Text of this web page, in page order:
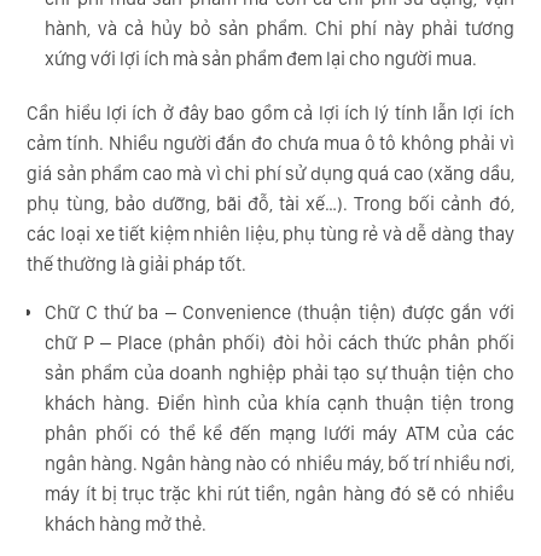
hành, và cả hủy bỏ sản phẩm. Chi phí này phải tương
xứng với lợi ích mà sản phẩm đem lại cho người mua.
Cần hiểu lợi ích ở đây bao gồm cả lợi ích lý tính lẫn lợi ích
cảm tính. Nhiều người đắn đo chưa mua ô tô không phải vì
giá sản phẩm cao mà vì chi phí sử dụng quá cao (xăng dầu,
phụ tùng, bảo dưỡng, bãi đỗ, tài xế…). Trong bối cảnh đó,
các loại xe tiết kiệm nhiên liệu, phụ tùng rẻ và dễ dàng thay
thế thường là giải pháp tốt.
Chữ C thứ ba – Convenience (thuận tiện) được gắn với
chữ P – Place (phân phối) đòi hỏi cách thức phân phối
sản phẩm của doanh nghiệp phải tạo sự thuận tiện cho
khách hàng. Điển hình của khía cạnh thuận tiện trong
phân phối có thể kể đến mạng lưới máy ATM của các
ngân hàng. Ngân hàng nào có nhiều máy, bố trí nhiều nơi,
máy ít bị trục trặc khi rút tiền, ngân hàng đó sẽ có nhiều
khách hàng mở thẻ.